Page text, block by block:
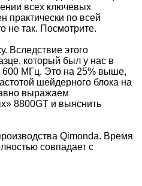
всех ключевых
практически по всей
не так. Посмотрите.
Вследствие этого
который был у нас в
600 МГц. Это на 25% выше,
шейдерного блока на
выражаем
8800GT и выяснить
Qimonda. Время
совпадает с